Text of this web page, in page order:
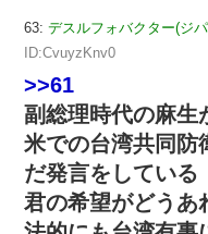
63: デスルフォバクター(ジ
ID:CvuyzKnv0
>>61
副総理時代の麻生
米での台湾共同防
だ発言をしている
君の希望がどうあ